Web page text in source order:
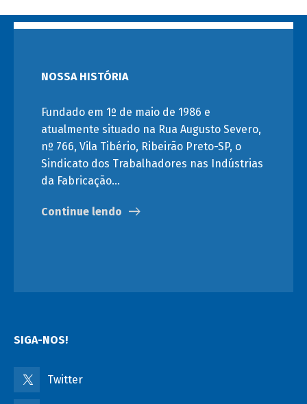
NOSSA HISTÓRIA
Fundado em 1º de maio de 1986 e
atualmente situado na Rua Augusto Severo,
nº 766, Vila Tibério, Ribeirão Preto-SP, o
Sindicato dos Trabalhadores nas Indústrias
da Fabricação…
Continue lendo
SIGA-NOS!
Twitter